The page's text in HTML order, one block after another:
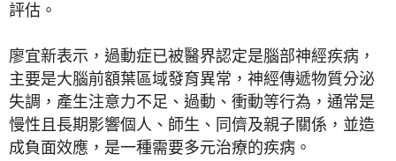
評估。
廖宜新表示，過動症已被醫界認定是腦部神經疾病，
主要是大腦前額葉區域發育異常，神經傳遞物質分泌
失調，產生注意力不足、過動、衝動等行為，通常是
慢性且長期影響個人、師生、同儕及親子關係，並造
成負面效應，是一種需要多元治療的疾病。